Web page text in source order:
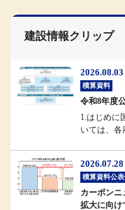
建設情報クリップ
2026.08.03
積算資料
令和8年度
1.はじめに
いては、各
2026.07.28
積算資料公
カーボンニ
拡大に向け